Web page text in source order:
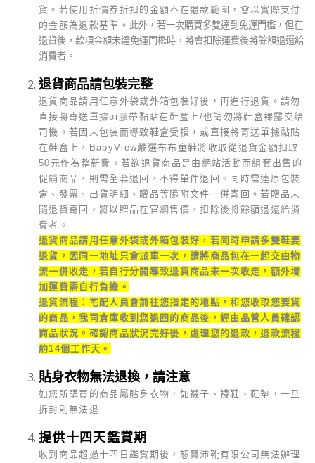
貨。若使用折價券折扣的金額不在退款範圍，會以實際支付
的金額為退款基準。 此外，若一次購買多雙達到免運門檻，但在
退貨後，款項金額未達免運門檻時，將會扣除運費後將餘額退還給
消費者。
退貨商品請包裝完整
退貨商品請用任意外袋或外箱包裝好後，再進行退貨。請勿
直接將寄送單據or膠帶黏貼在鞋盒上/也請勿將鞋盒裸露交給
司機。若因未包裝而導致鞋盒受損，或直接將寄送單據黏貼
在鞋盒上，BabyView嚴選布布童鞋將收取從退貨金額扣取
50元作為整新費。若欲退貨商品是由網站活動而組套出售的
促銷商品，則需全套退回，不得單件退回。同時需連原包裝
盒、發票、出貨明細、贈品等隨附文件一併寄回。若贈品未
隨退貨寄回，將以贈品在官網售價，扣除後將餘額退還給消
費者。
退貨商品請用任意外袋或外箱包裝好，若同時申請多雙鞋要
退貨，因同一地址只會派車一次，請將商品包在一起交由物
流一併收走，若自行分開導致退貨商品未一次收走，額外增
加運費需自行負擔。
退貨流程：宅配人員會前往您指定的地點，和您收取您要貨
的商品，我司倉庫收到您退回的商品後，經由品管人員確認
商品狀況。確認商品狀況完好後，處理您的退款，退款流程
約14個工作天。
貼身衣物無法退換，請注意
如您所購買的商品屬貼身衣物，如襪子、襪鞋、鞋墊，一旦
拆封則無法退
提供十四天鑑賞期
收到商品超過十四日鑑賞期後，恕寶沛靴有限公司無法辦理